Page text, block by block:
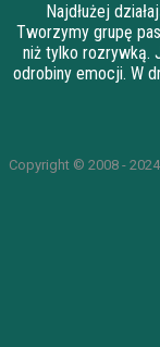
Najdłużej
Tworzymy grupę
niż tylko rozrywką.
odrobiny emocji. W
Copyright © 2008 -